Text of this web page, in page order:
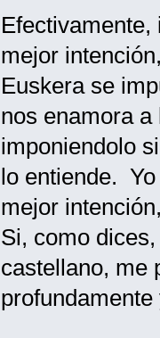
mejor
Euskera se
nos enamora
imponiendolo
lo entiende.
mejor
Si, como
castellano, me